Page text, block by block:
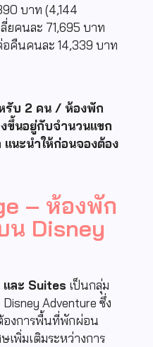
บาท (4,144
ยคนละ 71,695 บาท
คืนคนละ 14,339 บาท
รับ 2 คน / ห้องพัก
ขึ้นอยู่กับจำนวนแขก
นะนำให้ก่อนจองต้อง
– ห้องพัก
น Disney
ละ Suites เป็นกลุ่ม
Disney Adventure ซึ่ง
องการพื้นที่พักผ่อน
พิ่มเติมระหว่างการ